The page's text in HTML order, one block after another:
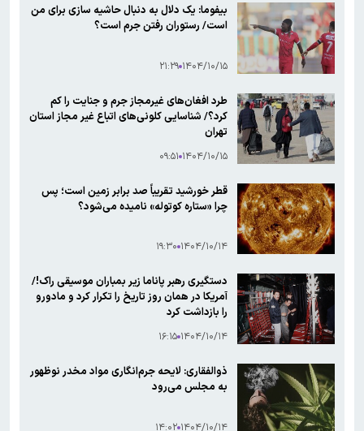
بیفوما: یک دلال به دنبال حاشیه سازی برای من
است/ رستوران رفتن جرم است؟
۱۴۰۴/۱۰/۱۵ ۲۱:۲۹
طرد افغان‌های غیرمجاز جرم و جنایت را کم
کرد؟/ شناسایی کلونی‌های اتباع غیر مجاز استان
تهران
۱۴۰۴/۱۰/۱۵ ۰۹:۵۱
قطر خورشید تقریباً صد برابر زمین است؛ پس
چرا «ستاره کوتوله» نامیده می‌شود؟
۱۴۰۴/۱۰/۱۴ ۱۹:۳۰
دستگیری رهبر پاناما زیر بمباران موسیقی راک!/
آمریکا در همان روز تاریخ را تکرار کرد و مادورو
را بازداشت کرد
۱۴۰۴/۱۰/۱۴ ۱۶:۱۵
ذوالفقاری: لایحه جرم‌انگاری مواد مخدر نوظهور
به مجلس می‌رود
۱۴۰۴/۱۰/۱۴ ۱۴:۰۲